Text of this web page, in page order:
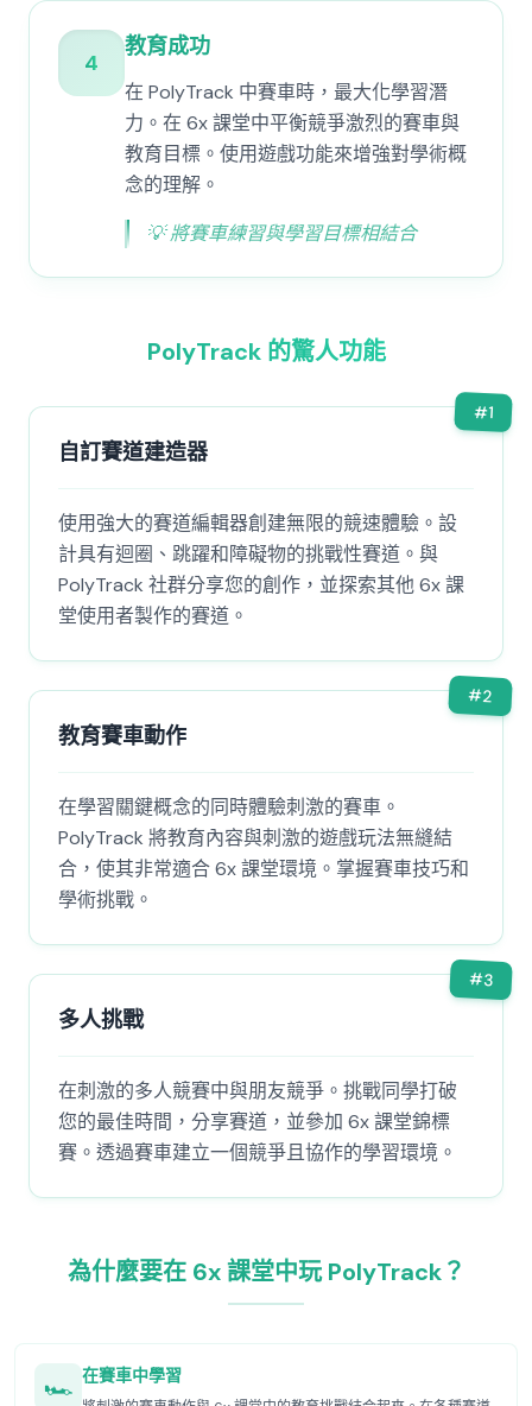
4
教育成功
在 PolyTrack 中賽車時，最大化學習潛
力。在 6x 課堂中平衡競爭激烈的賽車與
教育目標。使用遊戲功能來增強對學術概
念的理解。
💡將賽車練習與學習目標相結合
PolyTrack 的驚人功能
#1
自訂賽道建造器
使用強大的賽道編輯器創建無限的競速體驗。設
計具有迴圈、跳躍和障礙物的挑戰性賽道。與
PolyTrack 社群分享您的創作，並探索其他 6x 課
堂使用者製作的賽道。
#2
教育賽車動作
在學習關鍵概念的同時體驗刺激的賽車。
PolyTrack 將教育內容與刺激的遊戲玩法無縫結
合，使其非常適合 6x 課堂環境。掌握賽車技巧和
學術挑戰。
#3
多人挑戰
在刺激的多人競賽中與朋友競爭。挑戰同學打破
您的最佳時間，分享賽道，並參加 6x 課堂錦標
賽。透過賽車建立一個競爭且協作的學習環境。
為什麼要在 6x 課堂中玩 PolyTrack？
🏎️ 在賽車中學習